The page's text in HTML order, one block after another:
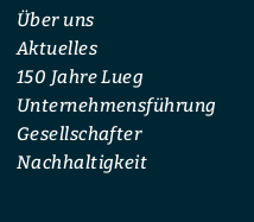
Darüber hinaus umfasst
Kombis, Coupés, Cabrios
Citan, Vito oder Sprinter.
Über uns
Aktuelles
150 Jahre Lueg
Unternehmensführung
Gesellschafter
Nachhaltigkeit